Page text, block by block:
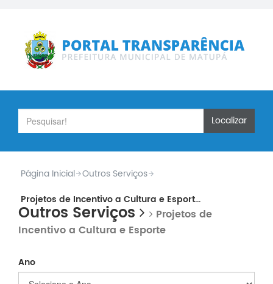
Localizar
Página Inicial Outros Serviços
Projetos de Incentivo a Cultura e Esport...
Outros Serviços
Projetos de
Incentivo a Cultura e Esporte
Ano